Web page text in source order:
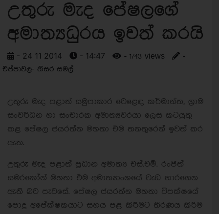
උතුරු මැද පේෂලගේ
අමාත්‍යධුරය ඉවත් කරයි
- 24 11 2014 - 14:47 - 1743 views
-
එප්පාවල- තිසර සමල්
උතුරු මැද පළාත් සමුපාකාර වෙළෙඳ කර්මාන්ත, ග්‍රාම
සංවර්ධන හා සංචාරක අමාත්‍යවරයා ලෙස කටයුතු
කළ පේෂල ජයරත්න මහතා එම තනතුරෙන් ඉවත් කර
ඇත.
උතුරු මැද පළාත් ප්‍රධාන අමාත්‍ය එස්.එම්. රංජිත්
සමරකෝන් මහතා එම අමාත්‍යාංශයේ වැඩ භාරගෙන
ඇති බව පැවසේ. පේෂල ජයරත්න මහතා විපක්ෂයේ
පොදු අපේක්ෂකයාට සහය පළ කිරීමට තීරණය කිරීම